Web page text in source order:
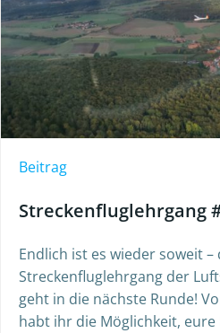
Beitrag
Streckenfluglehrgang
Endlich ist es wieder soweit –
Streckenfluglehrgang der
geht in die nächste Runde!
habt ihr die Möglichkeit, eure